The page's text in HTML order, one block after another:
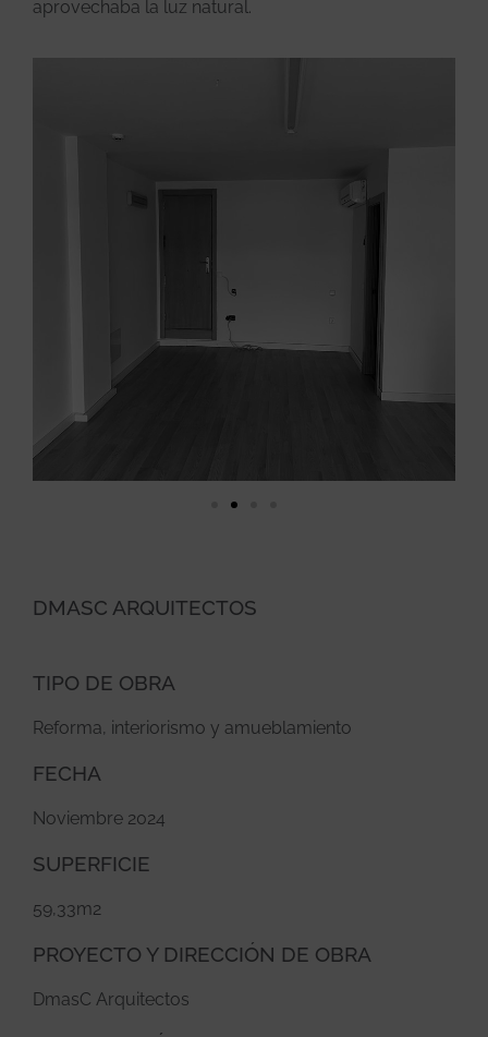
aprovechaba la luz natural.
DMASC ARQUITECTOS
TIPO DE OBRA
Reforma, interiorismo y amueblamiento
FECHA
Noviembre 2024
SUPERFICIE
59,33m2
PROYECTO Y DIRECCIÓN DE OBRA
DmasC Arquitectos